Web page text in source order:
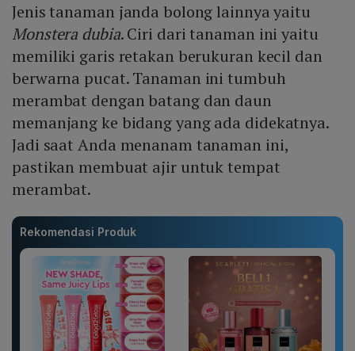
Jenis tanaman janda bolong lainnya yaitu
Monstera dubia. Ciri dari tanaman ini yaitu
memiliki garis retakan berukuran kecil dan
berwarna pucat. Tanaman ini tumbuh
merambat dengan batang dan daun
memanjang ke bidang yang ada didekatnya.
Jadi saat Anda menanam tanaman ini,
pastikan membuat ajir untuk tempat
merambat.
Rekomendasi Produk